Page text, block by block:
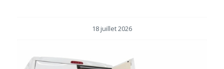
18 juillet 2026